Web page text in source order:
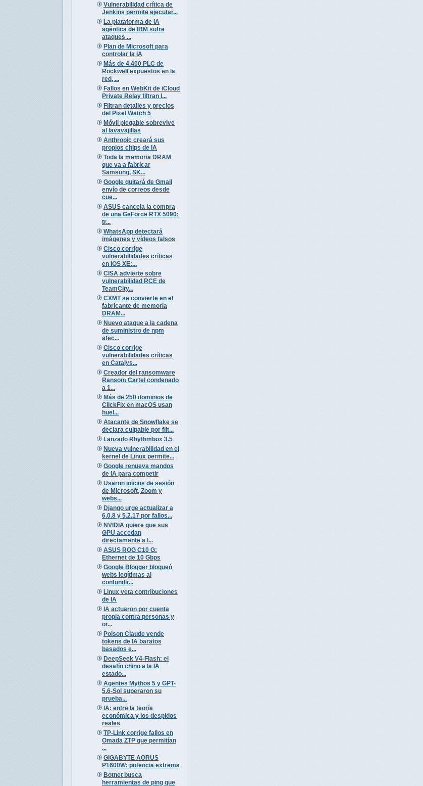
Vulnerabilidad crítica de
Jenkins permite ejecutar...
La plataforma de IA
agéntica de IBM sufre
ataques ...
Plan de Microsoft para
controlar la IA
Más de 4.400 PLC de
Rockwell expuestos en la
red, ...
Fallos en WebKit de iCloud
Private Relay filtran I...
Filtran detalles y precios
del Pixel Watch 5
Móvil plegable sobrevive
al lavavajillas
Anthropic creará sus
propios chips de IA
Toda la memoria DRAM
que va a fabricar
Samsung, SK...
Google quitará de Gmail
envío de correos desde
cue...
ASUS cancela la compra
de una GeForce RTX 5090:
tr...
WhatsApp detectará
imágenes y vídeos falsos
Cisco corrige
vulnerabilidades críticas
en IOS XE:...
CISA advierte sobre
vulnerabilidad RCE de
TeamCity...
CXMT se convierte en el
fabricante de memoria
DRAM...
Nuevo ataque a la cadena
de suministro de npm
afec...
Cisco corrige
vulnerabilidades críticas
en Catalys...
Creador del ransomware
Ransom Cartel condenado
a 1...
Más de 250 dominios de
ClickFix en macOS usan
huel...
Atacante de Snowflake se
declara culpable por filt...
Lanzado Rhythmbox 3.5
Nueva vulnerabilidad en el
kernel de Linux permite...
Google renueva mandos
de IA para competir
Usaron inicios de sesión
de Microsoft, Zoom y
webs...
Django urge actualizar a
6.0.8 y 5.2.17 por fallos...
NVIDIA quiere que sus
GPU accedan
directamente a l...
ASUS ROG C10 G:
Ethernet de 10 Gbps
Google Blogger bloqueó
webs legítimas al
confundir...
Linux veta contribuciones
de IA
IA actuaron por cuenta
propia contra personas y
or...
Poison Claude vende
tokens de IA baratos
basados e...
DeepSeek V4-Flash: el
desafío chino a la IA
estado...
Agentes Mythos 5 y GPT-
5.6-Sol superaron su
prueba...
IA: entre la teoría
económica y los despidos
reales
TP-Link corrige fallos en
Omada ZTP que permitían
...
GIGABYTE AORUS
P1600W: potencia extrema
Botnet busca
herramientas de ping que